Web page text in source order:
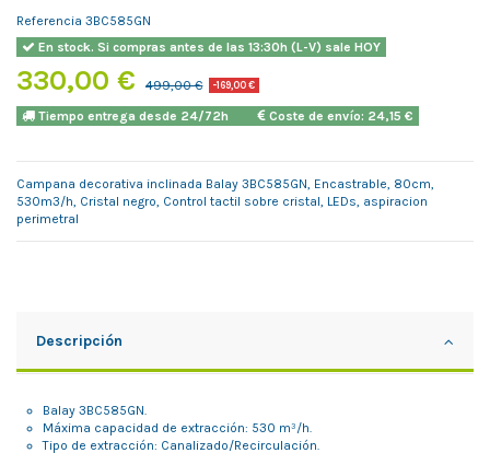
Referencia 3BC585GN
En stock. Si compras antes de las 13:30h (L-V) sale HOY
330,00 € 499,00 € -169,00 €
Tiempo entrega desde 24/72h Coste de envío: 24,15 €
Campana decorativa inclinada Balay 3BC585GN, Encastrable, 80cm,
530m3/h, Cristal negro, Control tactil sobre cristal, LEDs, aspiracion
perimetral
Descripción
Balay 3BC585GN.
Máxima capacidad de extracción: 530 m³/h.
Tipo de extracción: Canalizado/Recirculación.